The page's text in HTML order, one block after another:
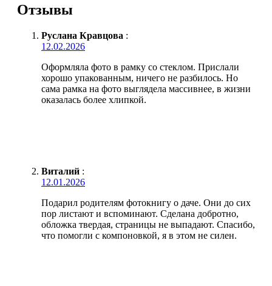
Отзывы
Руслана Кравцова :
12.02.2026
Оформляла фото в рамку со стеклом. Прислали
хорошо упакованным, ничего не разбилось. Но
сама рамка на фото выглядела массивнее, в жизни
оказалась более хлипкой.
Виталий :
12.01.2026
Подарил родителям фотокнигу о даче. Они до сих
пор листают и вспоминают. Сделана добротно,
обложка твердая, страницы не выпадают. Спасибо,
что помогли с компоновкой, я в этом не силен.